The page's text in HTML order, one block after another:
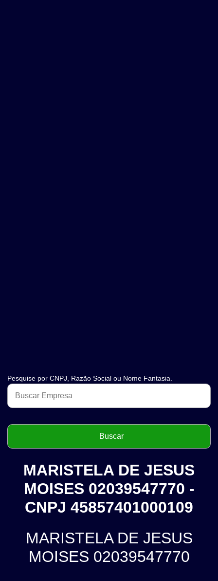
Pesquise por CNPJ, Razão Social ou Nome Fantasia.
MARISTELA DE JESUS
MOISES 02039547770 -
CNPJ 45857401000109
MARISTELA DE JESUS
MOISES 02039547770